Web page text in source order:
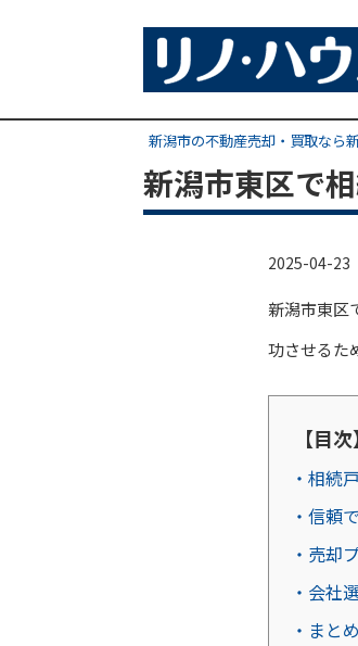
新潟市の不動産売却・買取なら
新潟市東区で
2025-04-23
新潟市東区
功させるた
【目次】
・相続
・信頼
・売却
・会社
・まとめ